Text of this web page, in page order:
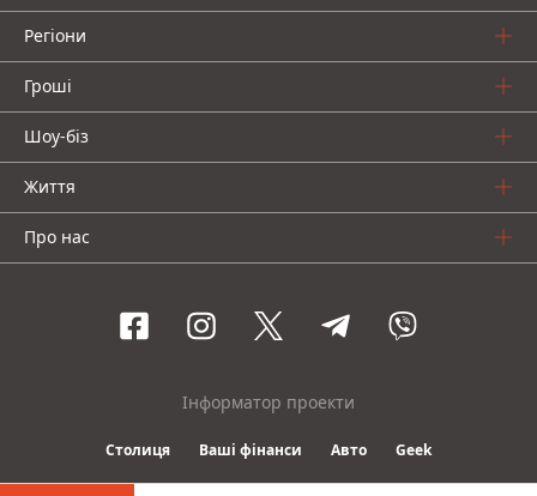
Регіони
Гроші
Шоу-біз
Життя
Про нас
Інформатор проекти
Столиця Ваші фінанси Авто Geek